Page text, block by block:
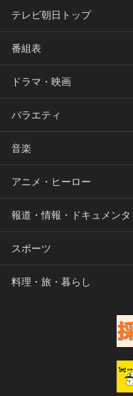
テレビ朝日トップ
番組表
ドラマ・映画
バラエティ
音楽
アニメ・ヒーロー
報道・情報・ドキュメンタ
スポーツ
料理・旅・暮らし